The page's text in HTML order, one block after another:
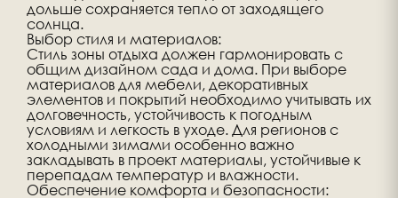
дольше сохраняется тепло от заходящего
солнца.
Выбор стиля и материалов:
Стиль зоны отдыха должен гармонировать с
общим дизайном сада и дома. При выборе
материалов для мебели, декоративных
элементов и покрытий необходимо учитывать их
долговечность, устойчивость к погодным
условиям и легкость в уходе. Для регионов с
холодными зимами особенно важно
закладывать в проект материалы, устойчивые к
перепадам температур и влажности.
Обеспечение комфорта и безопасности: